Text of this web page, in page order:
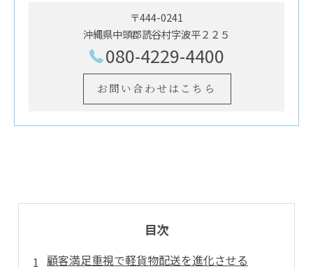
〒444-0241
沖縄県中頭郡読谷村字波平２２５
080-4229-4400
お問い合わせはこちら
目次
顧客満足重視で軽貨物配送を進化させる